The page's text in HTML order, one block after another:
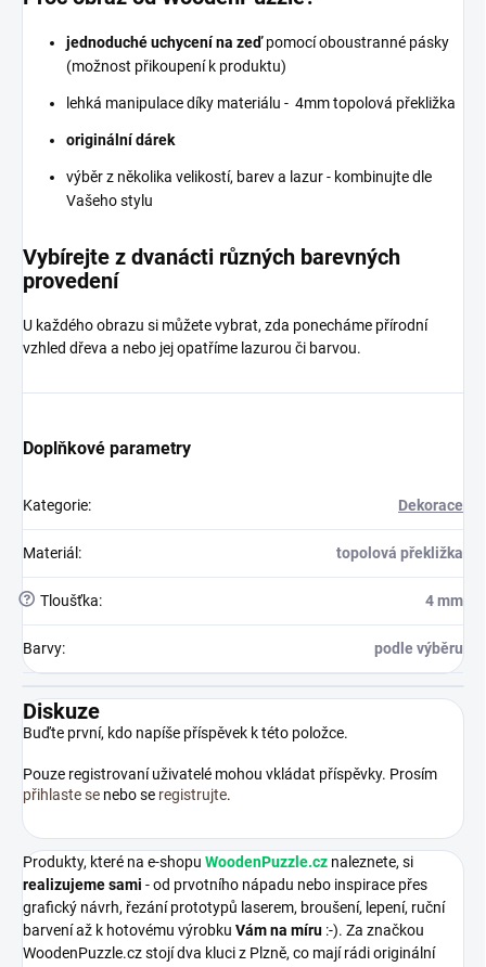
jednoduché uchycení na zeďpomocí oboustranné pásky
(možnost přikoupení k produktu)
lehká manipulace díky materiálu - 4mm topolová překližka
originální dárek
výběr z několika velikostí, barev a lazur - kombinujte dle
Vašeho stylu
Vybírejte z dvanácti různých barevných
provedení
U každého obrazu si můžete vybrat, zda ponecháme přírodní
vzhled dřeva a nebo jej opatříme lazurou či barvou.
Doplňkové parametry
Kategorie: Dekorace
Materiál : topolová překližka
? Tloušťka: 4 mm
Barvy: podle výběru
Diskuze
Buďte první, kdo napíše příspěvek k této položce.
Pouze registrovaní uživatelé mohou vkládat příspěvky. Prosím
přihlaste se nebo se registrujte.
Produkty, které na e-shopu WoodenPuzzle.cz naleznete, si
realizujeme sami - od prvotního nápadu nebo inspirace přes
grafický návrh, řezání prototypů laserem, broušení, lepení, ruční
barvení až k hotovému výrobku Vám na míru :-). Za značkou
WoodenPuzzle.cz stojí dva kluci z Plzně, co mají rádi originální